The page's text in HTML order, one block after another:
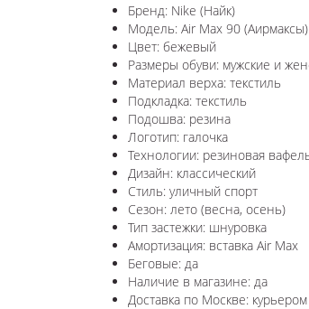
Бренд: Nike (Найк)
Модель: Air Max 90 (Аирмаксы)
Цвет: бежевый
Размеры обуви: мужские и
Материал верха: текстиль
Подкладка: текстиль
Подошва: резина
Логотип: галочка
Технологии: резиновая
Дизайн: классический
Стиль: уличный спорт
Сезон: лето (весна, осень)
Тип застежки: шнуровка
Амортизация: вставка Air Max
Беговые: да
Наличие в магазине: да
Доставка по Москве: